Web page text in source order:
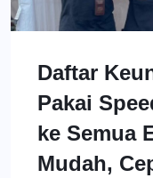
Daftar
Pakai
ke Semua
Mudah,